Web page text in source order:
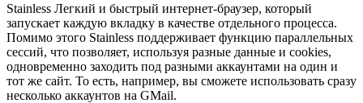
Stainless Легкий и быстрый интернет-браузер, который
запускает каждую вкладку в качестве отдельного процесса.
Помимо этого Stainless поддерживает функцию параллельных
сессий, что позволяет, используя разные данные и cookies,
одновременно заходить под разными аккаунтами на один и
тот же сайт. То есть, например, вы сможете использовать сразу
несколько аккаунтов на GMail.